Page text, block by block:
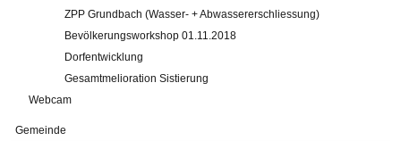
ZPP Grundbach (Wasser- + Abwassererschliessung)
Bevölkerungsworkshop 01.11.2018
Dorfentwicklung
Gesamtmelioration Sistierung
Webcam
Gemeinde